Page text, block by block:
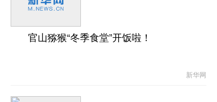
官山猕猴“冬季食堂”开饭啦！
新华网